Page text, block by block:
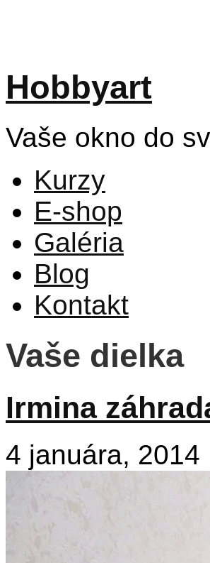
Hobbyart
Vaše okno do
Kurzy
E-shop
Galéria
Blog
Kontakt
Vaše dielka
Irmina
4 januára, 2014